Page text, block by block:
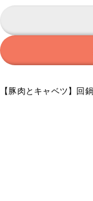
【豚肉とキャベツ】回